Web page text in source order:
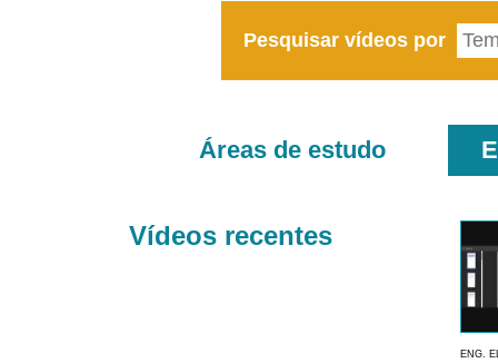
Pesquisar vídeos por
Áreas de estudo
Vídeos recentes
ENG.